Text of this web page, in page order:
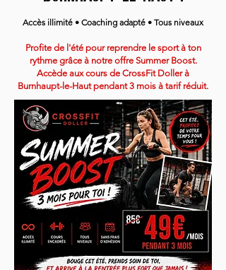
Accès illimité • Coaching adapté • Tous niveaux
Profite de l'été pour reprendre le sport à ton
rythme grâce à notre offre Summer Boost.
Accède aux cours de CrossFit Doller à
Burnhaupt-le-Haut pendant 3 mois à tarif réduit.